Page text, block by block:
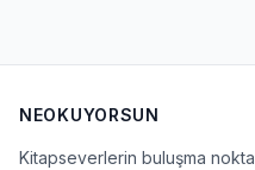
NEOKUYORSUN
Kitapseverlerin buluşma